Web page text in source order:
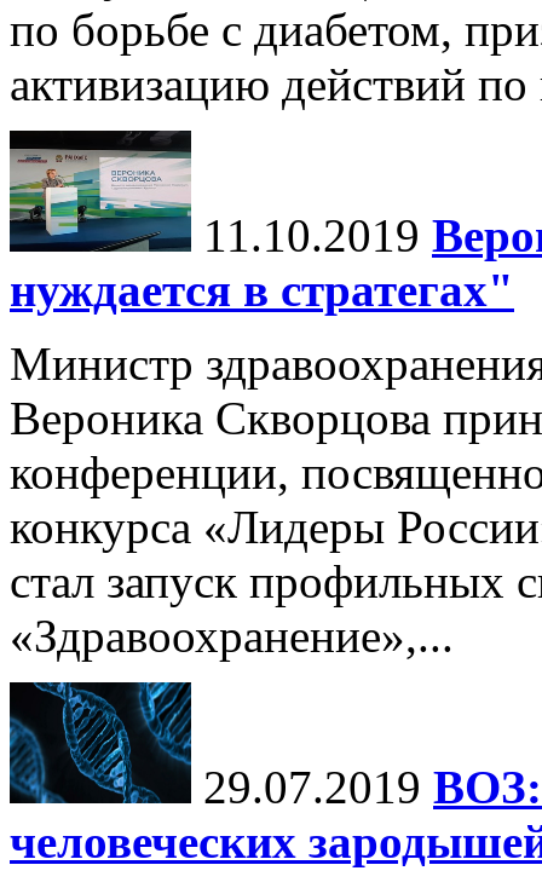
по борьбе с диабетом,
активизацию действий
11.10.2019
нуждается в стратегах"
Министр
Вероника Скворцова
конференции,
конкурса «Лидеры
стал запуск профильных
«Здравоохранение»,...
29.07.2019 ВОЗ:
человеческих